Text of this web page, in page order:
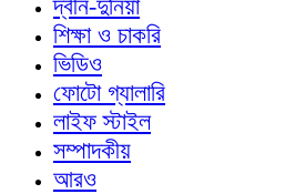
দ্বীন-দুনিয়া
শিক্ষা ও চাকরি
ভিডিও
ফোটো গ্যালারি
লাইফ স্টাইল
সম্পাদকীয়
আরও